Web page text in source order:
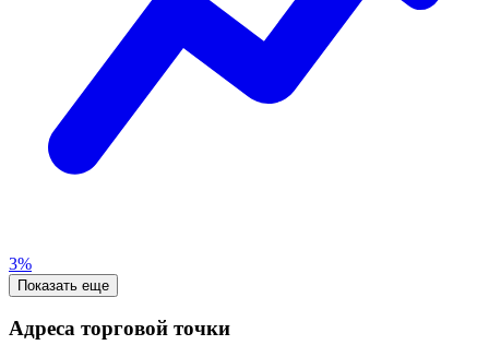
3%
Показать еще
Адреса торговой точки